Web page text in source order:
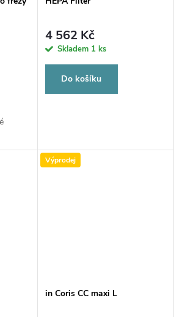
4 562 Kč
Skladem 1 ks
Do košíku
Výprodej
in Coris CC maxi L